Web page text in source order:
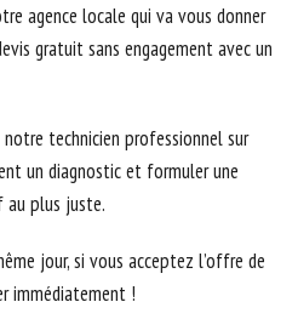
agence locale qui va vous donner
gratuit sans engagement avec un
technicien professionnel sur
un diagnostic et formuler une
plus juste.
jour, si vous acceptez l’offre de
immédiatement !